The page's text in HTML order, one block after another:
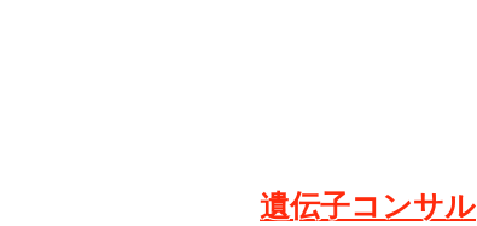
​遺伝子コンサル